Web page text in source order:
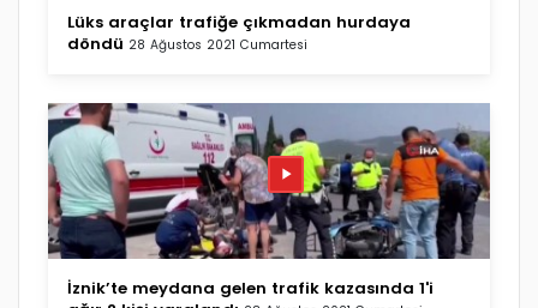
Lüks araçlar trafiğe çıkmadan hurdaya
döndü 28 Ağustos 2021 Cumartesi
İznik’te meydana gelen trafik kazasında 1'i